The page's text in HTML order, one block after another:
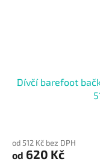
Dívčí barefoot
od 512 Kč bez DPH
od 620 Kč